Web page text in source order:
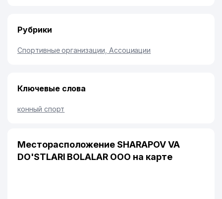
Рубрики
Спортивные организации, Ассоциации
Ключевые слова
конный спорт
Месторасположение SHARAPOV VA
DO'STLARI BOLALAR ООО на карте